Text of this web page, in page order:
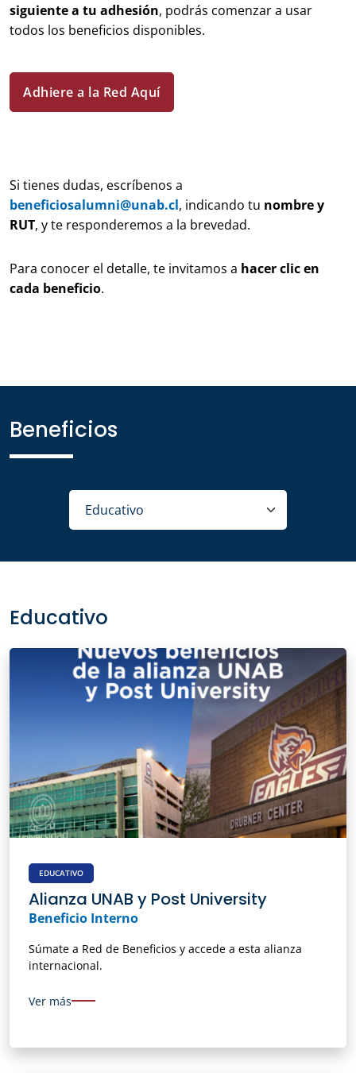
siguiente a tu adhesión, podrás comenzar a usar
todos los beneficios disponibles.
Adhiere a la Red Aquí
Si tienes dudas, escríbenos a
beneficiosalumni@unab.cl, indicando tu nombre y
RUT, y te responderemos a la brevedad.
Para conocer el detalle, te invitamos a hacer clic en
cada beneficio.
Beneficios
Educativo
EDUCATIVO
Alianza UNAB y Post University
Beneficio Interno
Súmate a Red de Beneficios y accede a esta alianza
internacional.
Ver más